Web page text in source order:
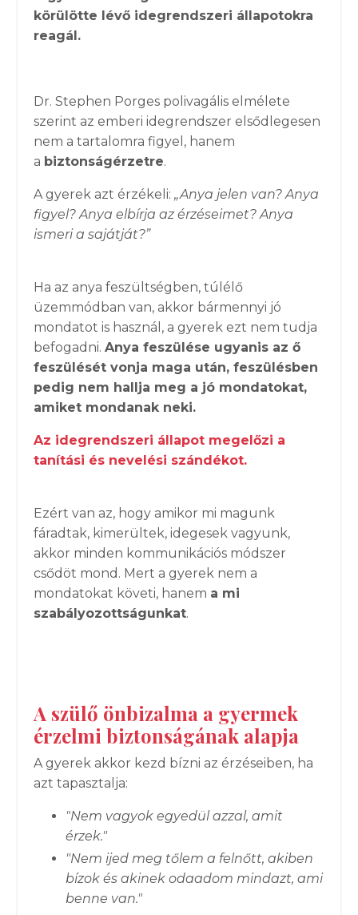
körülötte lévő idegrendszeri állapotokra
reagál.
Dr. Stephen Porges polivagális elmélete
szerint az emberi idegrendszer elsődlegesen
nem a tartalomra figyel, hanem
a biztonságérzetre.
A gyerek azt érzékeli: „Anya jelen van? Anya
figyel? Anya elbírja az érzéseimet? Anya
ismeri a sajátját?”
Ha az anya feszültségben, túlélő
üzemmódban van, akkor bármennyi jó
mondatot is használ, a gyerek ezt nem tudja
befogadni. Anya feszülése ugyanis az ő
feszülését vonja maga után, feszülésben
pedig nem hallja meg a jó mondatokat,
amiket mondanak neki.
Az idegrendszeri állapot megelőzi a
tanítási és nevelési szándékot.
Ezért van az, hogy amikor mi magunk
fáradtak, kimerültek, idegesek vagyunk,
akkor minden kommunikációs módszer
csődöt mond. Mert a gyerek nem a
mondatokat követi, hanem a mi
szabályozottságunkat.
A szülő önbizalma a gyermek
érzelmi biztonságának alapja
A gyerek akkor kezd bízni az érzéseiben, ha
azt tapasztalja:
"Nem vagyok egyedül azzal, amit
érzek."
"Nem ijed meg tőlem a felnőtt, akiben
bízok és akinek odaadom mindazt, ami
benne van."